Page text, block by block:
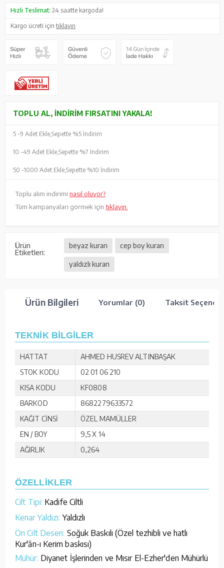
Hızlı Teslimat: 24 saatte kargoda!
Kargo ücreti içintıklayın
TOPLU AL, İNDIRIM FIRSATINI YAKALA!
5 -9 Adet Ekle, Sepette %5 İndirim
10 -49 Adet Ekle, Sepette %7 İndirim
50 -1000 Adet Ekle, Sepette %10 İndirim
Toplu alım indirimi nasıl oluyor?
Tüm kampanyaları görmek için tıklayın.
Ürün
Etiketleri:
beyaz kuran cep boy kuran
yaldızlı kuran
Ürün Bilgileri Yorumlar (0) Taksit
TEKNİK BİLGİLER
HATTAT
AHMED HUSREV ALTINBAŞAK
STOK KODU
02 01 06 210
KISA KODU
KF0808
BARKOD
8682279633572
KAĞIT CİNSİ
ÖZEL MAMÜLLER
EN / BOY
9,5 X 14
AĞIRLIK
0,264
ÖZELLİKLER
Cilt Tipi: Kadife Ciltli
Kenar Yaldızı: Yaldızlı
Ön Cilt Desen: Soğuk Baskılı (Özel tezhibli ve hatlı
Kur'ân-ı Kerim baskısı)
Mühür: Diyanet İşlerinden ve Mısır El-Ezher'den Mühürlü